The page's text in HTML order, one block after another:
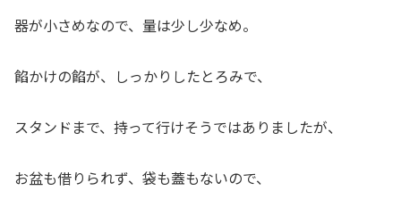
器が小さめなので、量は少し少なめ。
餡かけの餡が、しっかりしたとろみで、
スタンドまで、持って行けそうではありましたが、
お盆も借りられず、袋も蓋もないので、